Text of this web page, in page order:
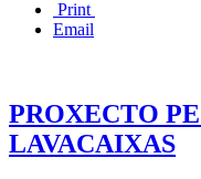
Print
Email
PROXECTO
LAVACAIXAS